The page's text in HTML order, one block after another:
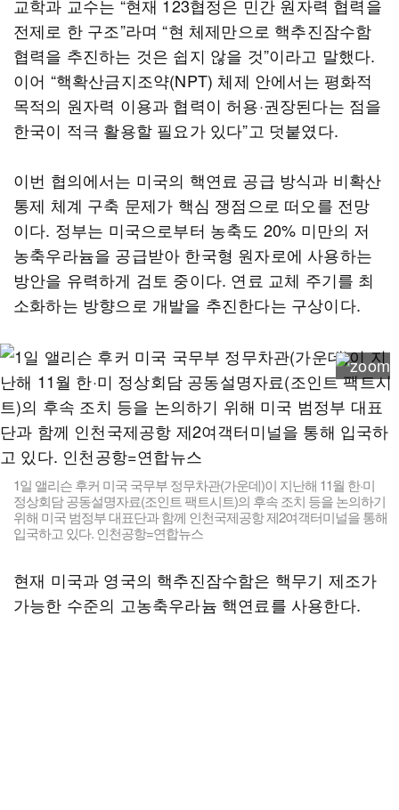
교학과 교수는 “현재 123협정은 민간 원자력 협력을
전제로 한 구조”라며 “현 체제만으로 핵추진잠수함
협력을 추진하는 것은 쉽지 않을 것”이라고 말했다.
이어 “핵확산금지조약(NPT) 체제 안에서는 평화적
목적의 원자력 이용과 협력이 허용·권장된다는 점을
한국이 적극 활용할 필요가 있다”고 덧붙였다.
이번 협의에서는 미국의 핵연료 공급 방식과 비확산
통제 체계 구축 문제가 핵심 쟁점으로 떠오를 전망
이다. 정부는 미국으로부터 농축도 20% 미만의 저
농축우라늄을 공급받아 한국형 원자로에 사용하는
방안을 유력하게 검토 중이다. 연료 교체 주기를 최
소화하는 방향으로 개발을 추진한다는 구상이다.
1일 앨리슨 후커 미국 국무부 정무차관(가운데)이 지난해 11월 한·미
정상회담 공동설명자료(조인트 팩트시트)의 후속 조치 등을 논의하기
위해 미국 범정부 대표단과 함께 인천국제공항 제2여객터미널을 통해
입국하고 있다. 인천공항=연합뉴스
현재 미국과 영국의 핵추진잠수함은 핵무기 제조가
가능한 수준의 고농축우라늄 핵연료를 사용한다.